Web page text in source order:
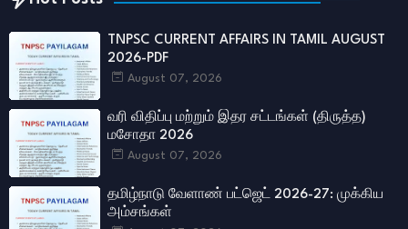
TNPSC CURRENT AFFAIRS IN TAMIL AUGUST
2026-PDF
August 07, 2026
வரி விதிப்பு மற்றும் இதர சட்​டங்​கள் (திருத்த)
மசோதா 2026
August 07, 2026
தமிழ்நாடு வேளாண் பட்ஜெட் 2026-27: முக்கிய
அம்சங்கள்